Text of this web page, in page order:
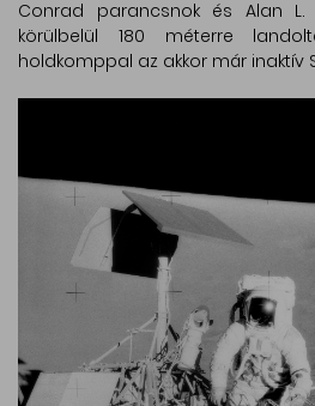
Conrad parancsnok és Alan L.
körülbelül 180 méterre
holdkomppal az akkor már inaktív